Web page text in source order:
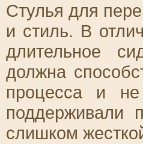
Стулья для
и стиль. В
длительное
должна
процесса и
поддерживали
слишком